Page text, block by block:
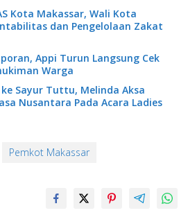
Kota Makassar, Wali Kota
dan Pengelolaan Zakat
Appi Turun Langsung Cek
Warga
Sayur Tuttu, Melinda Aksa
Nusantara Pada Acara Ladies
Pemkot Makassar